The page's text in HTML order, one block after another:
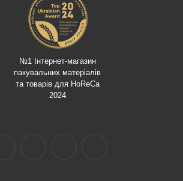
№1 Інтернет-магазин
пакувальних матеріалів
та товарів для HoReCa
2024